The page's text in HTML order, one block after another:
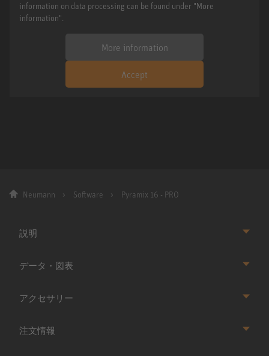
information on data processing can be found under "More
information".
More information
Accept
Neumann Software Pyramix 16 - PRO
説明
データ・図表
アクセサリー
注文情報